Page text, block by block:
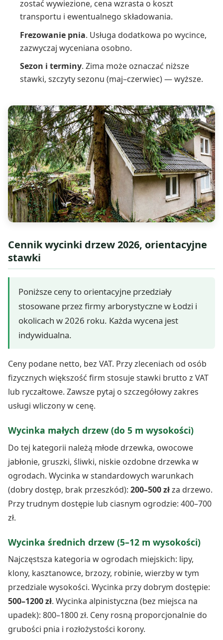
zostać wywiezione, cena wzrasta o koszt
transportu i ewentualnego składowania.
Frezowanie pnia. Usługa dodatkowa po wycince,
zazwyczaj wyceniana osobno.
Sezon i terminy. Zima może oznaczać niższe
stawki, szczyty sezonu (maj–czerwiec) — wyższe.
Cennik wycinki drzew 2026, orientacyjne
stawki
Poniższe ceny to orientacyjne przedziały
stosowane przez firmy arborystyczne w Łodzi i
okolicach w 2026 roku. Każda wycena jest
indywidualna.
Ceny podane netto, bez VAT. Przy zleceniach od osób
fizycznych większość firm stosuje stawki brutto z VAT
lub ryczałtowe. Zawsze pytaj o szczegółowy zakres
usługi wliczony w cenę.
Wycinka małych drzew (do 5 m wysokości)
Do tej kategorii należą młode drzewka, owocowe
jabłonie, gruszki, śliwki, niskie ozdobne drzewka w
ogrodach. Wycinka w standardowych warunkach
(dobry dostęp, brak przeszkód): 200–500 złza drzewo.
Przy trudnym dostępie lub ciasnym ogrodzie: 400–700
zł.
Wycinka średnich drzew (5–12 m wysokości)
Najczęstsza kategoria w ogrodach miejskich: lipy,
klony, kasztanowce, brzozy, robinie, wierzby w tym
przedziale wysokości. Wycinka przy dobrym dostępie:
500–1200 zł. Wycinka alpinistyczna (bez miejsca na
upadek): 800–1800 zł. Ceny rosną proporcjonalnie do
grubości pnia i rozłożystości korony.